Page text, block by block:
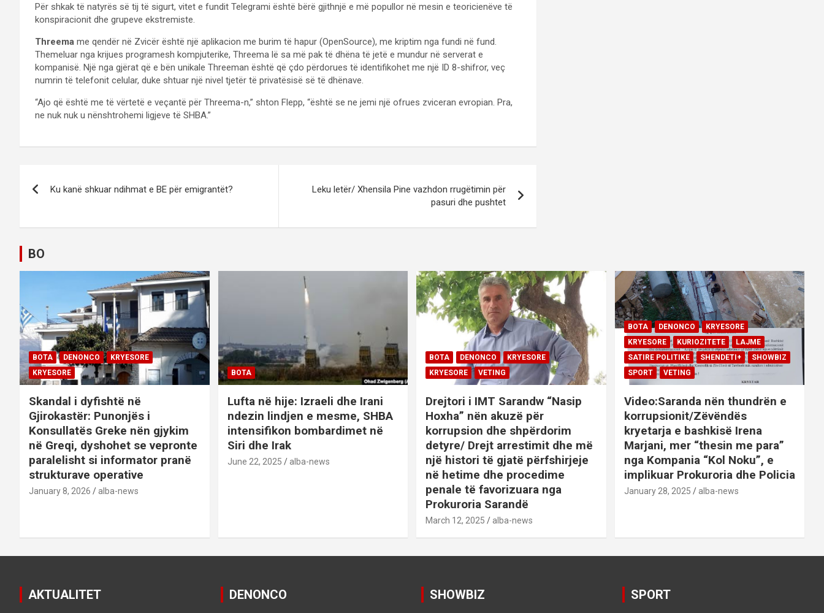
Për shkak të natyrës së tij të sigurt, vitet e fundit Telegrami është bërë gjithnjë e më popullor në mesin e teoricienëve të
konspiracionit dhe grupeve ekstremiste.
Threema me qendër në Zvicër është një aplikacion me burim të hapur (OpenSource), me kriptim nga fundi në fund.
Themeluar nga krijues programesh kompjuterike, Threema lë sa më pak të dhëna të jetë e mundur në serverat e
kompanisë. Një nga gjërat që e bën unikale Threeman është që çdo përdorues të identifikohet me një ID 8-shifror, veç
numrin të telefonit celular, duke shtuar një nivel tjetër të privatësisë së të dhënave.
“Ajo që është me të vërtetë e veçantë për Threema-n,” shton Flepp, “është se ne jemi një ofrues zviceran evropian. Pra,
ne nuk nuk u nënshtrohemi ligjeve të SHBA.”
s
t
n
a
v
i
g
a
o
Ku kanë shkuar ndihmat e BE për emigrantët?
Leku letër/ Xhensila Pine vazhdon rrugëtimin për
pasuri dhe pushtet
BO
BOTA DENONCO
KRYESORE
KRYESORE
Skandal i dyfishtë në
Gjirokastër: Punonjës i
Konsullatës Greke nën gjykim
në Greqi, dyshohet se vepronte
paralelisht si informator pranë
strukturave operative
January 8, 2026 alba-news
BOTA
Lufta në hije: Izraeli dhe Irani
ndezin lindjen e mesme, SHBA
intensifikon bombardimet në
Siri dhe Irak
June 22, 2025 alba-news
BOTA DENONCO
KRYESORE
KRYESORE
VETING
Drejtori i IMT Sarandw “Nasip
Hoxha” nën akuzë për
korrupsion dhe shpërdorim
detyre/ Drejt arrestimit dhe më
një histori të gjatë përfshirjeje
në hetime dhe procedime
penale të favorizuara nga
Prokuroria Sarandë
March 12, 2025 alba-news
BOTA DENONCO
KRYESORE
KRYESORE
KURIOZITETE
LAJME
SATIRE POLITIKE
SHENDETI+
SHOWBIZ
SPORT
VETING
Video:Saranda nën thundrën e
korrupsionit/Zëvëndës
kryetarja e bashkisë Irena
Marjani, mer “thesin me para”
nga Kompania “Kol Noku”, e
implikuar Prokuroria dhe Policia
January 28, 2025 alba-news
AKTUALITET
DENONCO KRYESORE DENONCO
DENONCO KRYESORE SHOWBIZ
BOTA DENONCO
KRYESORE
thundrën e
SPORT
thundrën e